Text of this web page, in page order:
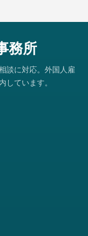
務所
談に対応。外国人雇
しています。